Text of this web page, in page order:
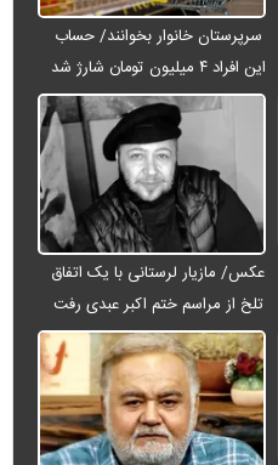
سرپرستان خانوار بخوانند/ حساب
این افراد ۴ میلیون تومان شارژ شد
عکس/ مازیار لرستانی با یک اتفاق
تلخ از مراسم ختم اکبر عبدی رفت